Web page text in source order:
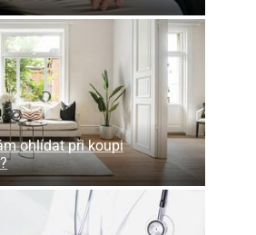
ohlídat při koupi